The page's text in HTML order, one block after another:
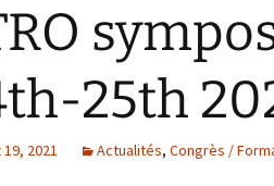
25th
2021 Actualités, Congrès /